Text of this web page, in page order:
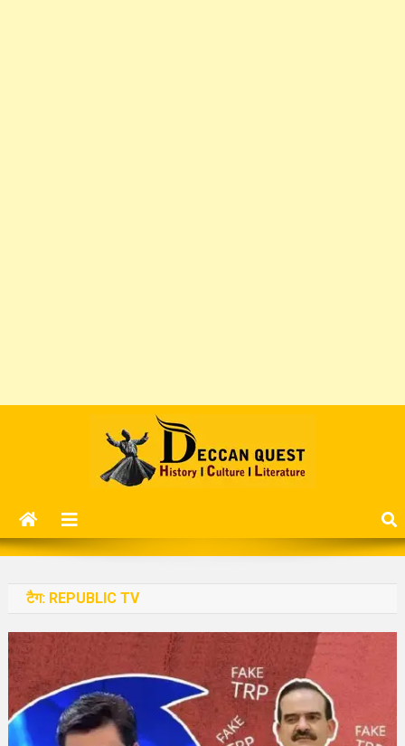
Deccan Quest
टैग: REPUBLIC TV